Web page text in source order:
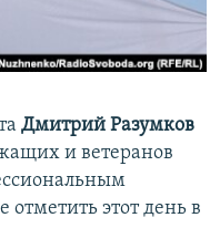
Дмитрий Разумков
и ветеранов
этот день в